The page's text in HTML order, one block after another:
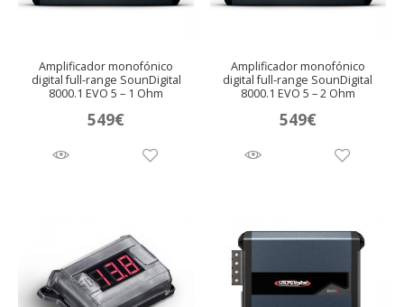
Amplificador monofónico
digital full-range SounDigital
8000.1 EVO 5 – 1 Ohm
549€
Amplificador monofónico
digital full-range SounDigital
8000.1 EVO 5 – 2 Ohm
549€